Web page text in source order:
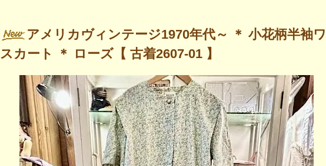
アメリカヴィンテージ1970年代～ ＊ 小花柄半袖
スカート ＊ ローズ【 古着2607-01 】